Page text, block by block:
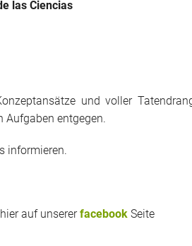
las Ciencias
und voller
Aufgaben entgegen.
informieren.
auf unsererfacebook Seite